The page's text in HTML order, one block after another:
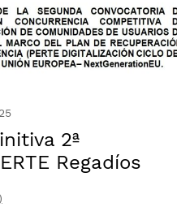
2ª
Regadíos